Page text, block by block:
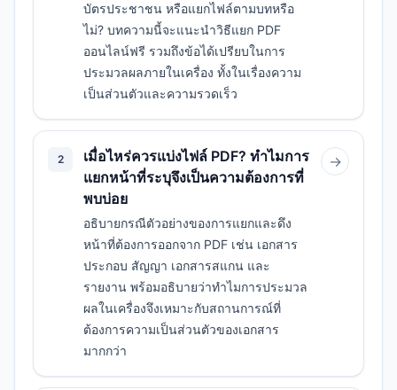
บัตรประชาชน หรือแยกไฟล์ตามบทหรือ
ไม่? บทความนี้จะแนะนำวิธีแยก PDF
ออนไลน์ฟรี รวมถึงข้อได้เปรียบในการ
ประมวลผลภายในเครื่อง ทั้งในเรื่องความ
เป็นส่วนตัวและความรวดเร็ว
2
เมื่อไหร่ควรแบ่งไฟล์ PDF? ทำไมการ
แยกหน้าที่ระบุจึงเป็นความต้องการที่
พบบ่อย
อธิบายกรณีตัวอย่างของการแยกและดึง
หน้าที่ต้องการออกจาก PDF เช่น เอกสาร
ประกอบ สัญญา เอกสารสแกน และ
รายงาน พร้อมอธิบายว่าทำไมการประมวล
ผลในเครื่องจึงเหมาะกับสถานการณ์ที่
ต้องการความเป็นส่วนตัวของเอกสาร
มากกว่า
→